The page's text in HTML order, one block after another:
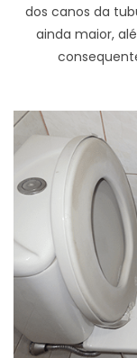
dos canos da
ainda maior,